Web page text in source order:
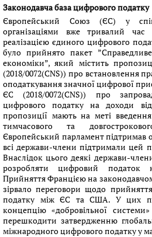
Законодавча база цифрового податку
Європейський Союз (ЄС) у
організаціями вже тривалий
реалізацією єдиного цифрового
було прийнято пакет
економіки”, який містить
(2018/0072(CNS)) про встановлення
оподаткування значної цифрової
ЄС (2018/0072(CNS)) про
цифрового податку на доходи
пропозиції мають на меті
тимчасового та
Європейський парламент підтримав
всі держави-члени підтримали цей
Внаслідок цього деякі держави-
розробляти цифровий податок
Прийняття Францією на
зірвало переговори щодо
податку між ЄС та США. У цих
концепцію «добровільної
перешкодити затвердженню
міжнародного цифрового податку у